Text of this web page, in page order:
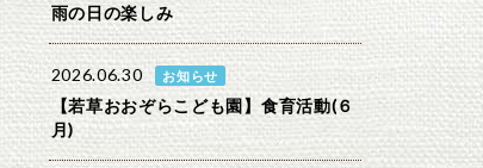
雨の日の楽しみ
2026.06.30 お知らせ
【若草おおぞらこども園】食育活動(６
月)